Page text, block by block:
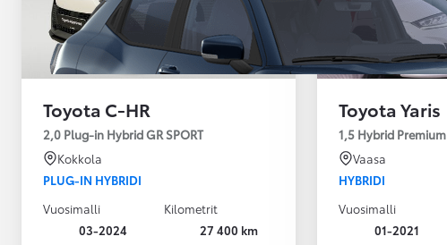
Toyota C-HR
2,0 Plug-in Hybrid GR SPORT
Kokkola
PLUG-IN HYBRIDI
Vuosimalli
03-2024
Kilometrit
27 400 km
Toyota Yaris
1,5 Hybrid Premium
Vaasa
HYBRIDI
Vuosimalli
01-2021